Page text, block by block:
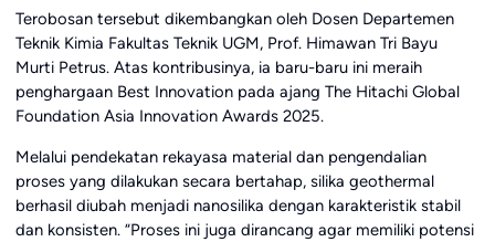
Terobosan tersebut dikembangkan oleh Dosen Departemen
Teknik Kimia Fakultas Teknik UGM, Prof. Himawan Tri Bayu
Murti Petrus. Atas kontribusinya, ia baru-baru ini meraih
penghargaan Best Innovation pada ajang The Hitachi Global
Foundation Asia Innovation Awards 2025.
Melalui pendekatan rekayasa material dan pengendalian
proses yang dilakukan secara bertahap, silika geothermal
berhasil diubah menjadi nanosilika dengan karakteristik stabil
dan konsisten. “Proses ini juga dirancang agar memiliki potensi